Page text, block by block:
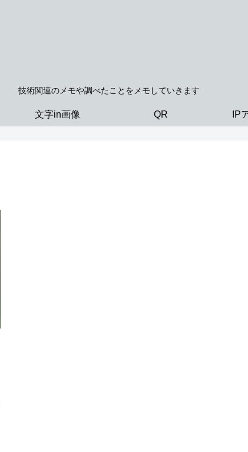
技術関連のメモや調べたことをメモしていきます
文字in画像 QR IP